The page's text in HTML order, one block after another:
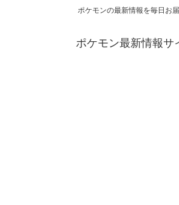
ポケモンの最新情報を毎日お届
ポケモン最新情報サ